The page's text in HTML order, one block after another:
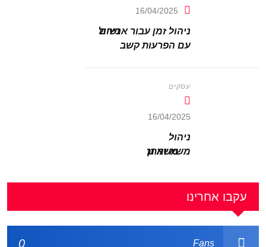
16/04/2025
ניהול זמן עבור אנשים
עם הפרעות קשב
עסקים
16/04/2025
ניהול
משא ומתן
עקבו אחרינו
0 Fans